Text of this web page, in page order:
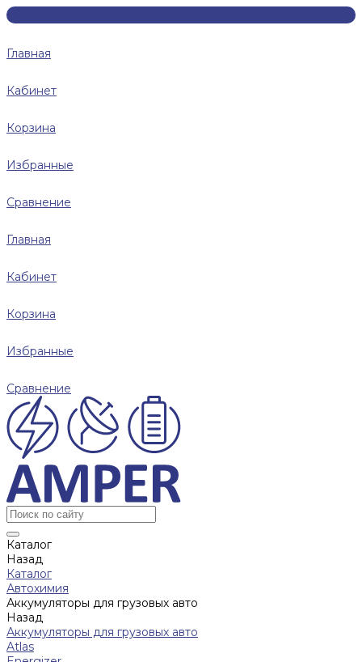
Главная
Кабинет
Корзина
Избранные
Сравнение
Главная
Кабинет
Корзина
Избранные
Сравнение
Каталог
Назад
Каталог
Автохимия
Аккумуляторы для грузовых авто
Назад
Аккумуляторы для грузовых авто
Atlas